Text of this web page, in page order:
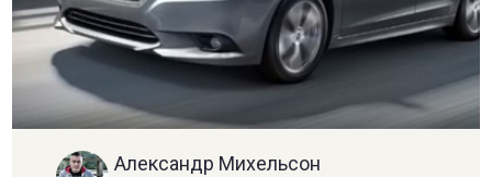
Александр Михельсон